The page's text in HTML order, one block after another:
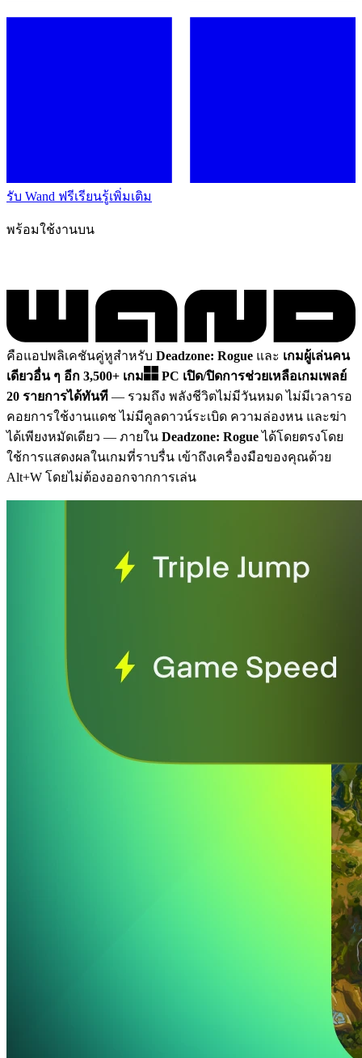
รับ Wand ฟรีเรียนรู้เพิ่มเติม
พร้อมใช้งานบน
คือแอปพลิเคชันคู่หูสำหรับ Deadzone: Rogue และ เกมผู้เล่นคน
เดียวอื่น ๆ อีก 3,500+ เกม
PC เปิด/ปิดการช่วยเหลือเกมเพลย์
20 รายการได้ทันที — รวมถึง พลังชีวิตไม่มีวันหมด ไม่มีเวลารอ
คอยการใช้งานแดช ไม่มีคูลดาวน์ระเบิด ความล่องหน และฆ่า
ได้เพียงหมัดเดียว — ภายใน Deadzone: Rogueได้โดยตรงโดย
ใช้การแสดงผลในเกมที่ราบรื่น เข้าถึงเครื่องมือของคุณด้วย
Alt+W โดยไม่ต้องออกจากการเล่น